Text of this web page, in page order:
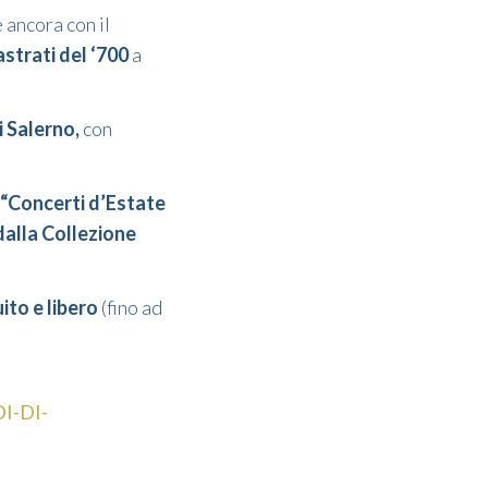
con il
del ‘700a
Salerno,con
“Concerti d’Estate
Collezione
e libero (fino ad
DI-